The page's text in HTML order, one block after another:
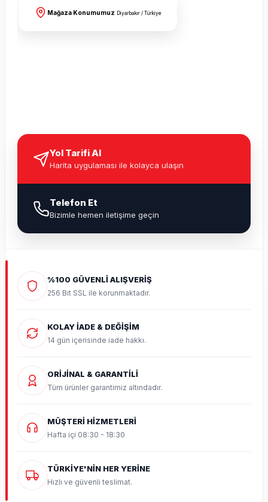
Mağaza Konumumuz Diyarbakır / Türkiye
Yol Tarifi Al
Harita uygulaması ile kolayca ulaşın
Telefon Et
Bizimle hemen iletişime geçin
%100 GÜVENLİ ALIŞVERİŞ
256 Bit SSL ile korunmaktadır.
KOLAY İADE & DEĞİŞİM
14 gün içerisinde iade hakkı.
ORİJİNAL & GARANTİLİ
Tüm ürünler garantimiz altındadır.
MÜŞTERİ HİZMETLERİ
Hafta içi 08:30 - 18:30
TÜRKİYE'NİN HER YERİNE
Hızlı ve güvenli teslimat.